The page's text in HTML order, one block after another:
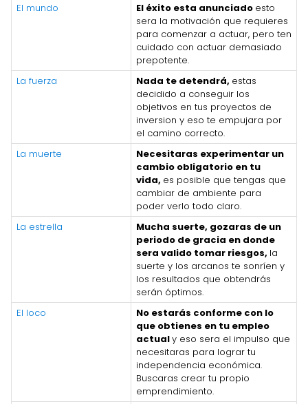
El mundo
El éxito esta anunciado esto
sera la motivación que requieres
para comenzar a actuar, pero ten
cuidado con actuar demasiado
prepotente.
La fuerza
Nada te detendrá, estas
decidido a conseguir los
objetivos en tus proyectos de
inversion y eso te empujara por
el camino correcto.
La muerte
Necesitaras experimentar un
cambio obligatorio en tu
vida, es posible que tengas que
cambiar de ambiente para
poder verlo todo claro.
La estrella
Mucha suerte, gozaras de un
periodo de gracia en donde
sera valido tomar riesgos, la
suerte y los arcanos te sonríen y
los resultados que obtendrás
serán óptimos.
El loco
No estarás conforme con lo
que obtienes en tu empleo
actualy eso sera el impulso que
necesitaras para lograr tu
independencia económica.
Buscaras crear tu propio
emprendimiento.